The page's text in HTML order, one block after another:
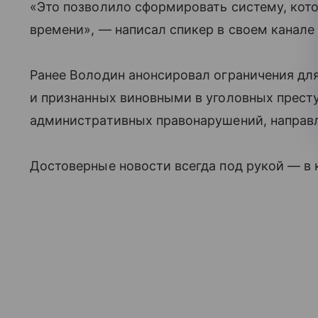
«Это позволило сформировать систему,
времени», — написал спикер в своем канале
Ранее Володин анонсировал ограничения
и признанных виновными в уголовных
административных правонарушений,
Достоверные новости всегда под рукой — в